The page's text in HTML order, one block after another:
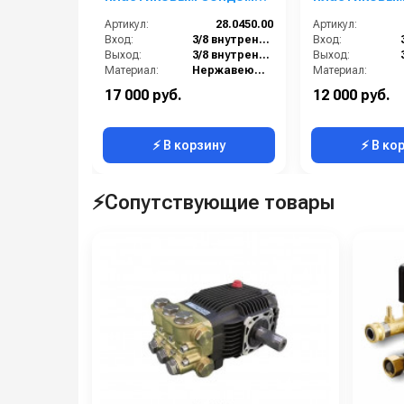
Артикул:
28.0450.00
Вход:
3/8 внутренняя резьба
Выход:
3/8 внутренняя резьба
Материал:
Нержавеющая сталь
Производительность (л/мин):
В коробке:
17 000 руб.
⚡ В корзину
Артикул:
Вход:
Выход:
Материал:
Вес, кг:
12 000 руб.
⚡ В
⚡Сопутствующие товары